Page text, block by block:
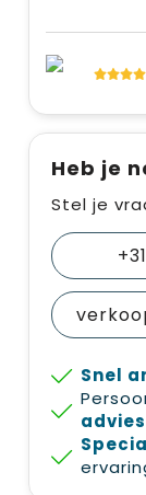
Heb je
Stel je
Snel
advies